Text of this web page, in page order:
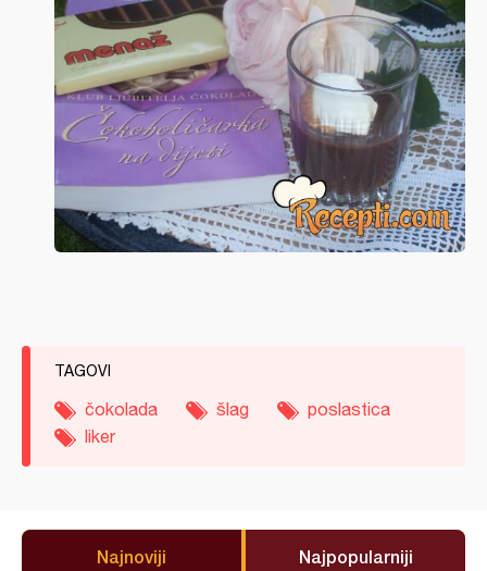
TAGOVI
čokolada šlag
poslastica
liker
Najnoviji Najpopularniji